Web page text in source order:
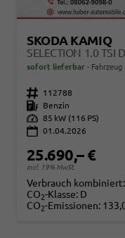
SKODA KAMIQ
sofort lieferbar
Fahrzeugnr. 112788
Kraftstoff
Benzin
Leistung 85 kW (116 PS)
01.04.2026
25.690,– €
incl. 19% MwSt.
Verbrauch kombiniert:
CO2-Klasse: D
CO2-Emissionen: